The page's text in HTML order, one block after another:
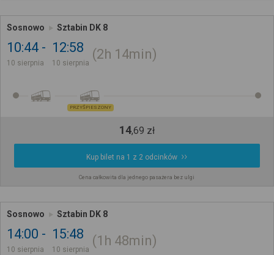
Sosnowo Sztabin DK 8
10:44
10 sierpnia
12:58
10 sierpnia
2h 14min
PRZYŚPIESZONY
14,69 zł
Kup bilet na 1 z 2 odcinków
Cena całkowita dla jednego pasażera bez ulgi
Sosnowo Sztabin DK 8
14:00
10 sierpnia
15:48
10 sierpnia
1h 48min